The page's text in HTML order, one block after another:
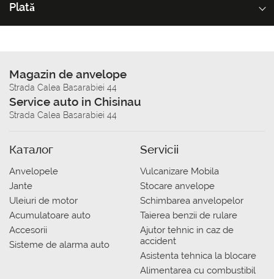
Plată
Magazin de anvelope
Strada Calea Basarabiei 44
Service auto in Chisinau
Strada Calea Basarabiei 44
Каталог
Anvelopele
Jante
Uleiuri de motor
Acumulatoare auto
Accesorii
Sisteme de alarma auto
Servicii
Vulcanizare Mobila
Stocare anvelope
Schimbarea anvelopelor
Taierea benzii de rulare
Ajutor tehnic in caz de
accident
Asistenta tehnica la blocare
Alimentarea cu combustibil